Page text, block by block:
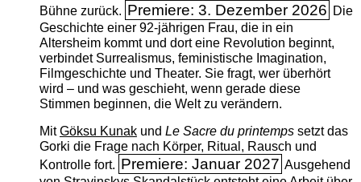
Bühne zurück. Premiere: 3. Dezember 2026 Die
Geschichte einer 92-jährigen Frau, die in ein
Altersheim kommt und dort eine Revolution beginnt,
verbindet Surrealismus, feministische Imagination,
Filmgeschichte und Theater. Sie fragt, wer überhört
wird – und was geschieht, wenn gerade diese
Stimmen beginnen, die Welt zu verändern.
MitGöksu Kunakund Le Sacre du printempssetzt das
Gorki die Frage nach Körper, Ritual, Rausch und
Kontrolle fort. Premiere: Januar 2027 Ausgehend